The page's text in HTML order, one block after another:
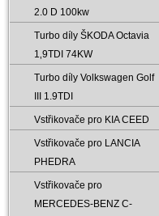
2.0 D 100kw
Turbo díly ŠKODA Octavia
1‚9TDI 74KW
Turbo díly Volkswagen Golf
III 1.9TDI
Vstřikovače pro KIA CEED
Vstřikovače pro LANCIA
PHEDRA
Vstřikovače pro
MERCEDES-BENZ C-